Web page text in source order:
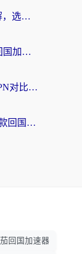
海外党避坑指南：告别pc vpn 破解，选对回国加速器轻松访问国内资源
穿梭和海龟哪个好？海外党亲测回国加速器，附电脑免费VPN推荐
Quickback VPN好用吗？和穿梭VPN对比哪个回国效果更好？海外党必看的真实测评与选择指南
穿梭和快喵好用吗？海外党亲测3款回国加速器，附日本回国VPN避坑指南
回国加速器